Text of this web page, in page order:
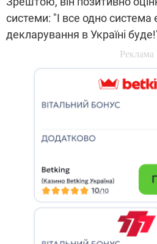
системи: "І все одно система
декларування в Україні